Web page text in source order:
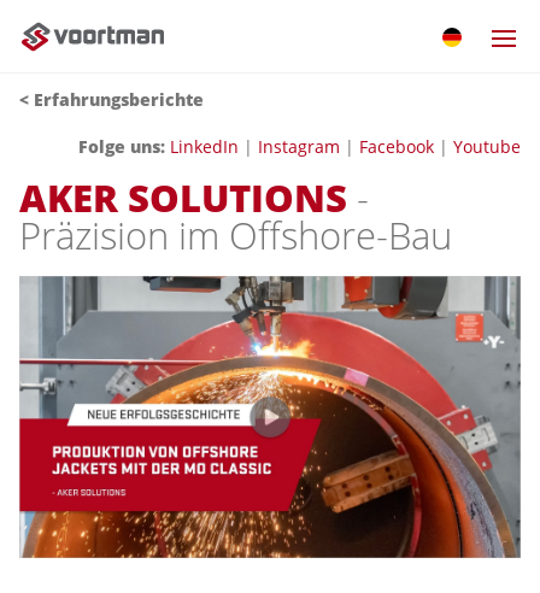
< Erfahrungsberichte
Folge uns: LinkedIn | Instagram | Facebook | Youtube
AKER SOLUTIONS -
Präzision im Offshore-Bau